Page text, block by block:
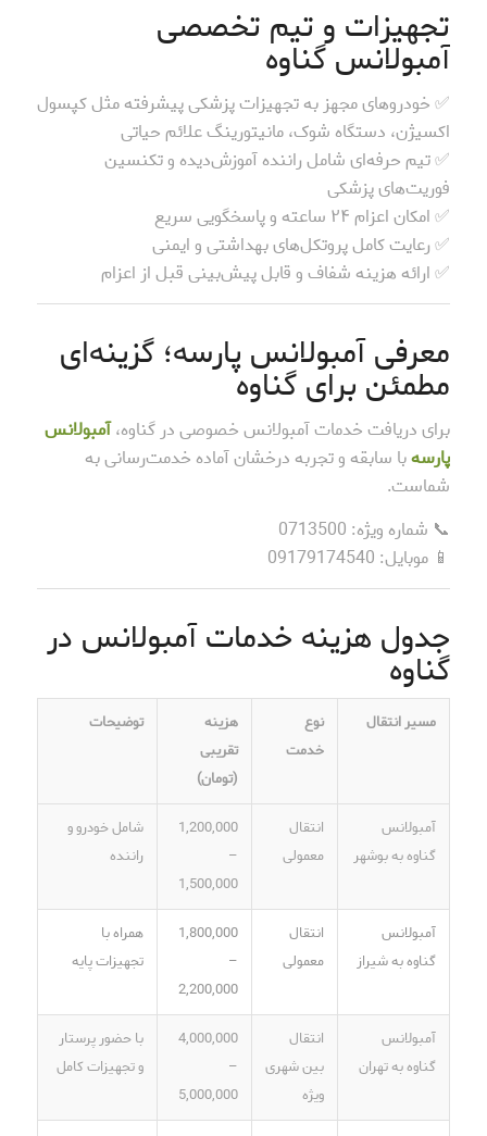
تجهیزات و تیم تخصصی
آمبولانس گناوه
✅ خودروهای مجهز به تجهیزات پزشکی پیشرفته مثل کپسول
اکسیژن، دستگاه شوک، مانیتورینگ علائم حیاتی
✅ تیم حرفه‌ای شامل راننده آموزش‌دیده و تکنسین
فوریت‌های پزشکی
✅ امکان اعزام ۲۴ ساعته و پاسخگویی سریع
✅ رعایت کامل پروتکل‌های بهداشتی و ایمنی
✅ ارائه هزینه شفاف و قابل پیش‌بینی قبل از اعزام
معرفی آمبولانس پارسه؛ گزینه‌ای
مطمئن برای گناوه
برای دریافت خدمات آمبولانس خصوصی در گناوه،آمبولانس
پارسهبا سابقه و تجربه درخشان آماده خدمت‌رسانی به
شماست.
📞 شماره ویژه: 0713500
📱 موبایل: 09179174540
جدول هزینه خدمات آمبولانس در
گناوه
مسیر انتقال
نوع
خدمت
هزینه
تقریبی
(تومان)
توضیحات
آمبولانس
گناوه به بوشهر
انتقال
معمولی
1,200,000
–
1,500,000
شامل خودرو و
راننده
آمبولانس
گناوه به شیراز
انتقال
معمولی
1,800,000
–
2,200,000
همراه با
تجهیزات پایه
آمبولانس
گناوه به تهران
انتقال
بین شهری
ویژه
4,000,000
–
5,000,000
با حضور پرستار
و تجهیزات کامل